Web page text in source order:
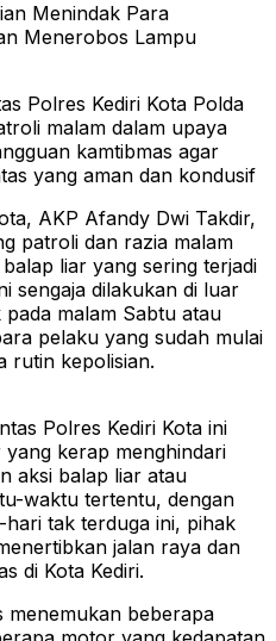
Menindak Para
Menerobos Lampu
Polres Kediri Kota Polda
malam dalam upaya
kamtibmas agar
yang aman dan kondusif
AKP Afandy Dwi Takdir,
patroli dan razia malam
liar yang sering terjadi
sengaja dilakukan di luar
malam Sabtu atau
pelaku yang sudah mulai
rutin kepolisian.
Polres Kediri Kota ini
kerap menghindari
aksi balap liar atau
waktu tertentu, dengan
tak terduga ini, pihak
jalan raya dan
di Kota Kediri.
menemukan beberapa